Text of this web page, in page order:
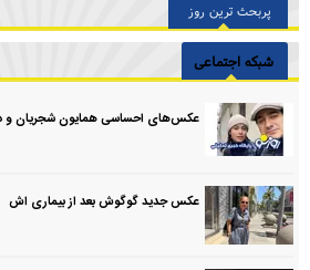
پربحث ترین روز
شبکه اجتماعی
عکس‌های احساسی همایون شجریان و
عکس جدید گوگوش بعد از بیماری اش